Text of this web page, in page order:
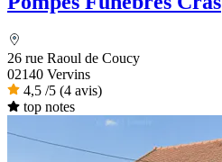
26 rue Raoul de Coucy
02140 Vervins
4,5 /5 (4 avis)
top notes